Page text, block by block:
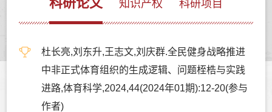
知识产权 科研项目
杜长亮,刘东升,王志文,刘庆群.全民健身战略推进
中非正式体育组织的生成逻辑、问题桎梏与实践
进路,体育科学,2024,44(2024年01期):12-20(参与
作者)